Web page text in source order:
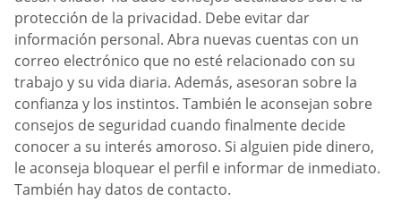
protección de la privacidad. Debe evitar dar
información personal. Abra nuevas cuentas con un
correo electrónico que no esté relacionado con su
trabajo y su vida diaria. Además, asesoran sobre la
confianza y los instintos. También le aconsejan sobre
consejos de seguridad cuando finalmente decide
conocer a su interés amoroso. Si alguien pide dinero,
le aconseja bloquear el perfil e informar de inmediato.
También hay datos de contacto.